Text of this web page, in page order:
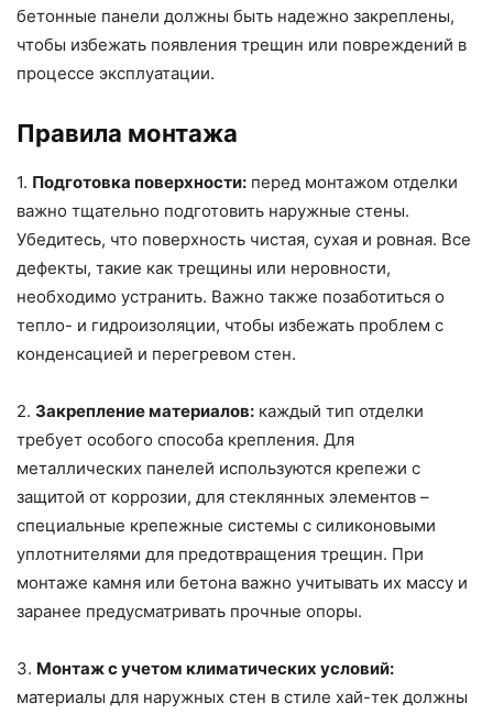
бетонные панели должны быть надежно закреплены,
чтобы избежать появления трещин или повреждений в
процессе эксплуатации.
Правила монтажа
1. Подготовка поверхности: перед монтажом отделки
важно тщательно подготовить наружные стены.
Убедитесь, что поверхность чистая, сухая и ровная. Все
дефекты, такие как трещины или неровности,
необходимо устранить. Важно также позаботиться о
тепло- и гидроизоляции, чтобы избежать проблем с
конденсацией и перегревом стен.
2. Закрепление материалов: каждый тип отделки
требует особого способа крепления. Для
металлических панелей используются крепежи с
защитой от коррозии, для стеклянных элементов –
специальные крепежные системы с силиконовыми
уплотнителями для предотвращения трещин. При
монтаже камня или бетона важно учитывать их массу и
заранее предусматривать прочные опоры.
3. Монтаж с учетом климатических условий:
материалы для наружных стен в стиле хай-тек должны